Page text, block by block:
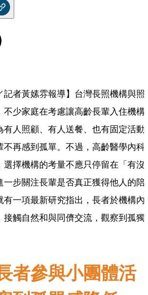
記者黃嫊雰報導】台灣長照機構與照
不少家庭在考慮讓高齡長輩入住機構
有人照顧、有人送餐、也有固定活動
不再感到孤單。不過，高齡醫學內科
選擇機構的考量不應只停留在「有沒
一步關注長輩是否真正獲得他人的陪
有一項最新研究指出，長者於機構內
接觸自然和與同儕交流，觀察到孤獨
者參與小團體活